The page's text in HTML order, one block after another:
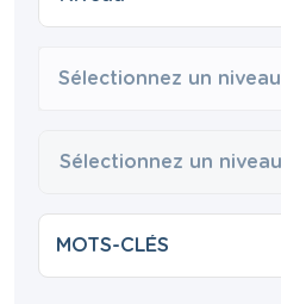
Sélectionnez un niveau